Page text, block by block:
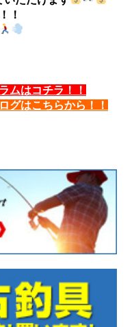
！
ムはコチラ！！
グはこちらから！！